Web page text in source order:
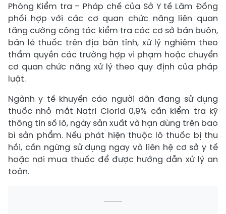
Phòng Kiểm tra – Pháp chế của Sở Y tế Lâm Đồng
phối hợp với các cơ quan chức năng liên quan
tăng cường công tác kiểm tra các cơ sở bán buôn,
bán lẻ thuốc trên địa bàn tỉnh, xử lý nghiêm theo
thẩm quyền các trường hợp vi phạm hoặc chuyển
cơ quan chức năng xử lý theo quy định của pháp
luật.
Ngành y tế khuyến cáo người dân đang sử dụng
thuốc nhỏ mắt Natri Clorid 0,9% cần kiểm tra kỹ
thông tin số lô, ngày sản xuất và hạn dùng trên bao
bì sản phẩm. Nếu phát hiện thuộc lô thuốc bị thu
hồi, cần ngừng sử dụng ngay và liên hệ cơ sở y tế
hoặc nơi mua thuốc để được hướng dẫn xử lý an
toàn.